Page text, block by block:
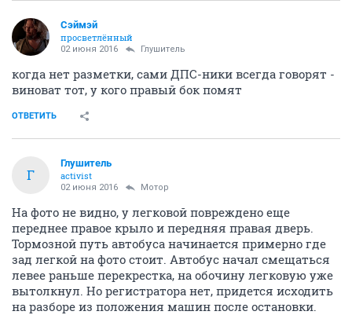
Сэймэй
просветлённый
02 июня 2016 Глушитель
когда нет разметки, сами ДПС-ники всегда говорят -
виноват тот, у кого правый бок помят
ОТВЕТИТЬ
Г
Глушитель
activist
02 июня 2016 Мотор
На фото не видно, у легковой повреждено еще
переднее правое крыло и передняя правая дверь.
Тормозной путь автобуса начинается примерно где
зад легкой на фото стоит. Автобус начал смещаться
левее раньше перекрестка, на обочину легковую уже
вытолкнул. Но регистратора нет, придется исходить
на разборе из положения машин после остановки.